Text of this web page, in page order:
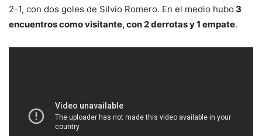
2-1, con dos goles de Silvio Romero. En el medio hubo 3
encuentros como visitante, con 2 derrotas y 1 empate.